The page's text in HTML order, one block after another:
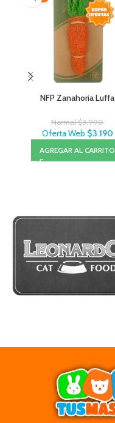
NFP Zanahoria Luffa
Normal$3.990
Oferta Web $3.190
AGREGAR AL CARRITO